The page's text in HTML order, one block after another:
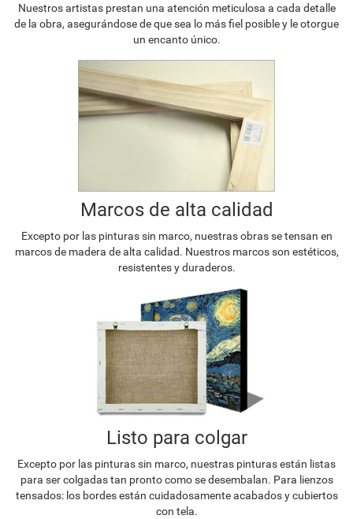
Nuestros artistas prestan una atención meticulosa a cada detalle
de la obra, asegurándose de que sea lo más fiel posible y le otorgue
un encanto único.
Marcos de alta calidad
Excepto por las pinturas sin marco, nuestras obras se tensan en
marcos de madera de alta calidad. Nuestros marcos son estéticos,
resistentes y duraderos.
Listo para colgar
Excepto por las pinturas sin marco, nuestras pinturas están listas
para ser colgadas tan pronto como se desembalan. Para lienzos
tensados: los bordes están cuidadosamente acabados y cubiertos
con tela.